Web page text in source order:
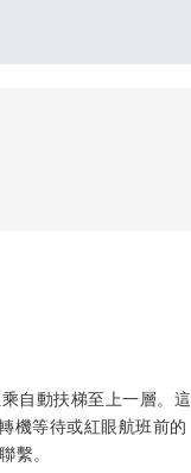
自動扶梯至上一層。這
機等待或紅眼航班前的
繫。